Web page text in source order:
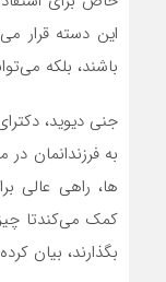
این دسته قرار
باشند، بلکه
جنی دیوید،
به فرزندانمان
ها، راهی عالی
کمک می‌کندتا
بگذارند، بیان